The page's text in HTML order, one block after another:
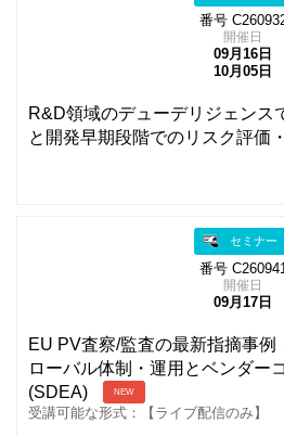
番号
開催日
09月16日
10月05日
R&D領域のデューデリジェンス
と開発早期段階でのリスク評価
セミナー
番号
開催日
09月17日
EU PV査察/監査の最新指摘事例
ローバル体制・運用とベンダー
(SDEA)
NEW
受講可能な形式：【ライブ配信のみ】